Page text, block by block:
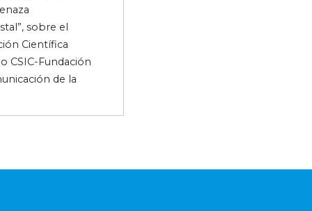
sobre el
Científica
CSIC-Fundación
de la